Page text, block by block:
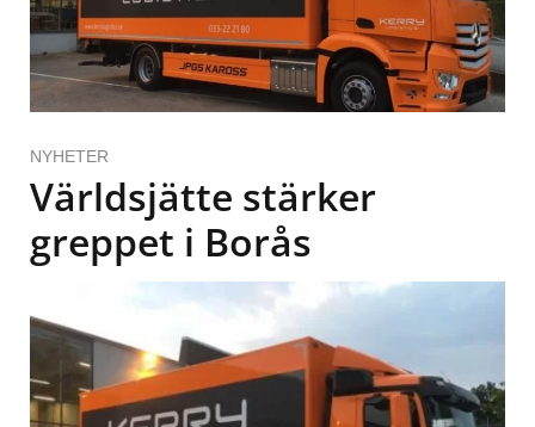
NYHETER
Världsjätte stärker
greppet i Borås